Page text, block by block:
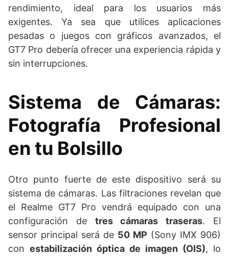
rendimiento, ideal para los usuarios más
exigentes. Ya sea que utilices aplicaciones
pesadas o juegos con gráficos avanzados, el
GT7 Pro debería ofrecer una experiencia rápida y
sin interrupciones.
Sistema de Cámaras:
Fotografía Profesional
en tu Bolsillo
Otro punto fuerte de este dispositivo será su
sistema de cámaras. Las filtraciones revelan que
el Realme GT7 Pro vendrá equipado con una
configuración de tres cámaras traseras. El
sensor principal será de 50 MP (Sony IMX 906)
con estabilización óptica de imagen (OIS), lo